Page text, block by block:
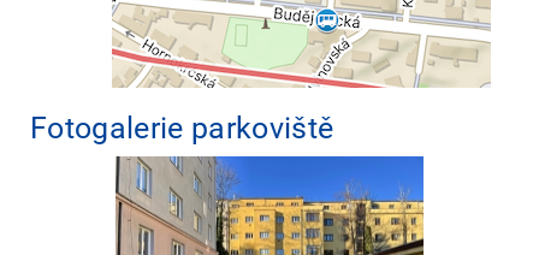
Fotogalerie parkoviště